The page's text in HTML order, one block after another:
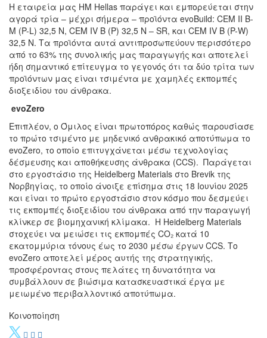
Η εταιρεία μας HM Hellas παράγει και εμπορεύεται στην
αγορά τρία – μέχρι σήμερα – προϊόντα evoBuild: CEM II B-
M (P-L) 32,5 N, CEM IV B (P) 32,5 N – SR, και CEM IV B (P-W)
32,5 N. Τα προϊόντα αυτά αντιπροσωπεύουν περισσότερο
από το 63% της συνολικής μας παραγωγής και αποτελεί
ήδη σημαντικό επίτευγμα το γεγονός ότι τα δύο τρίτα των
προϊόντων μας είναι τσιμέντα με χαμηλές εκπομπές
διοξειδίου του άνθρακα.
evoZero
Επιπλέον, ο Όμιλος είναι πρωτοπόρος καθώς παρουσίασε
το πρώτο τσιμέντο με μηδενικό ανθρακικό αποτύπωμα το
evoZero, το οποίο επιτυγχάνεται μέσω τεχνολογίας
δέσμευσης και αποθήκευσης άνθρακα (CCS). Παράγεται
στο εργοστάσιο της Heidelberg Materials στο Brevik της
Νορβηγίας, το οποίο άνοιξε επίσημα στις 18 Ιουνίου 2025
και είναι το πρώτο εργοστάσιο στον κόσμο που δεσμεύει
τις εκπομπές διοξειδίου του άνθρακα από την παραγωγή
κλίνκερ σε βιομηχανική κλίμακα. Η Heidelberg Materials
στοχεύει να μειώσει τις εκπομπές CO₂ κατά 10
εκατομμύρια τόνους έως το 2030 μέσω έργων CCS. Το
evoZero αποτελεί μέρος αυτής της στρατηγικής,
προσφέροντας στους πελάτες τη δυνατότητα να
συμβάλλουν σε βιώσιμα κατασκευαστικά έργα με
μειωμένο περιβαλλοντικό αποτύπωμα.​
Κοινοποίηση